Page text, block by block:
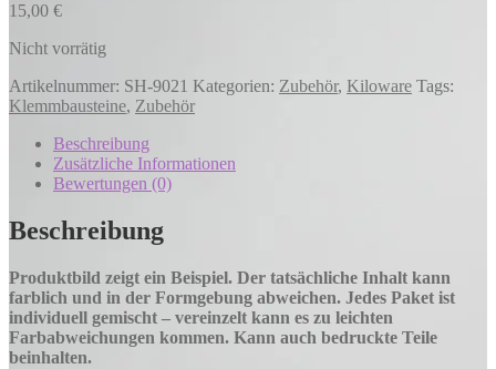
15,00 €
Nicht vorrätig
Artikelnummer: SH-9021 Kategorien: Zubehör, Kiloware Tags:
Klemmbausteine, Zubehör
Beschreibung
Zusätzliche Informationen
Bewertungen (0)
Beschreibung
Produktbild zeigt ein Beispiel. Der tatsächliche Inhalt kann
farblich und in der Formgebung abweichen. Jedes Paket ist
individuell gemischt – vereinzelt kann es zu leichten
Farbabweichungen kommen. Kann auch bedruckte Teile
beinhalten.